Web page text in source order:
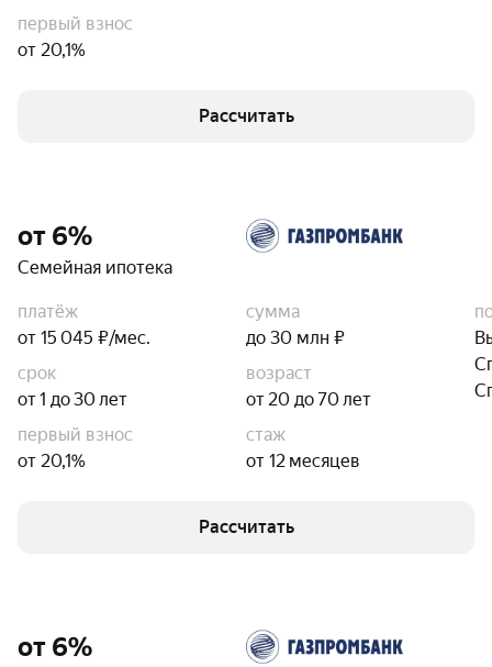
первый взнос
от 20,1%
Рассчитать
от 6%
Семейная ипотека
платёж
от 15 045 ₽/мес.
сумма
до 30 млн ₽
срок
от 1 до 30 лет
возраст
от 20 до 70 лет
первый взнос
от 20,1%
стаж
от 12 месяцев
Рассчитать
от 6%